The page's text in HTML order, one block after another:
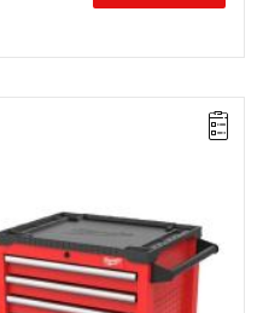
w wytrzymałym
2" o średnim momencie
branży motoryzacyjnej